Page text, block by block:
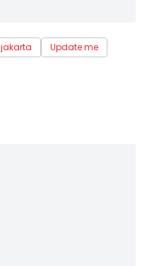
jakarta
Update me